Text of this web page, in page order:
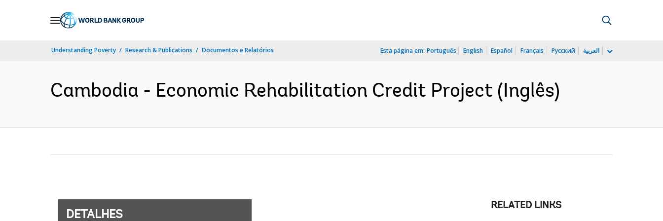
Understanding Poverty Research & Publications Documentos e Relatórios Esta página em: Português English Español Français Русский العربية
Cambodia - Economic Rehabilitation Credit Project (Inglês)
DETALHES
RELATED LINKS